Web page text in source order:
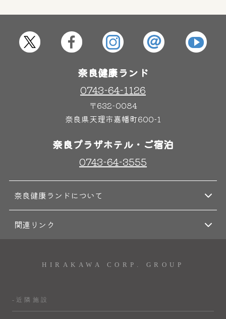
屋内レジャープール グルメ
奈良わんぱくランド
その他施設 ご宿泊
奈良健康ランド
0743-64-1126
〒632-0084
奈良県天理市嘉幡町600-1
奈良プラザホテル・ご宿泊
0743-64-3555
奈良健康ランドについて
関連リンク
HIRAKAWA CORP. GROUP
-近隣施設